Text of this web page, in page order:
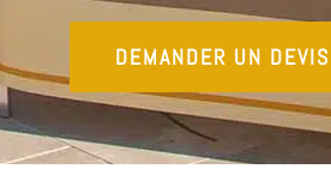
DEMANDER UN